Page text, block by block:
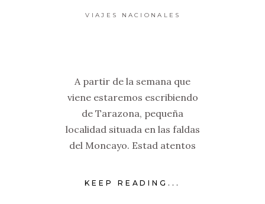
VIAJES NACIONALES
A partir de la semana que
viene estaremos escribiendo
de Tarazona, pequeña
localidad situada en las faldas
del Moncayo. Estad atentos
KEEP READING...